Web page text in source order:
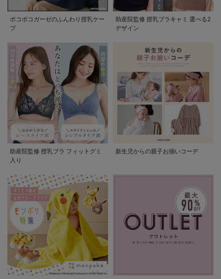
ポコポコガーゼのふんわり授乳ケー
プ
助産院監修 授乳ブラキャミ 選べる2
デザイン
助産院監修 授乳ブラ フィットグミ
入り
新生児からの親子お揃いコーデ